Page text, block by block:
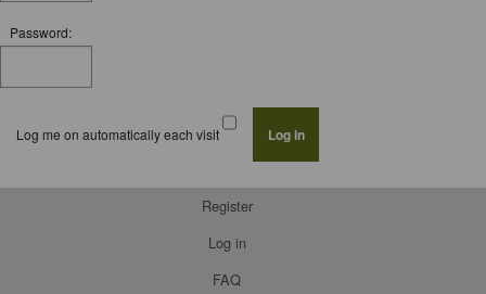
Password:
Log me on automatically each visit
Register
Log in
FAQ